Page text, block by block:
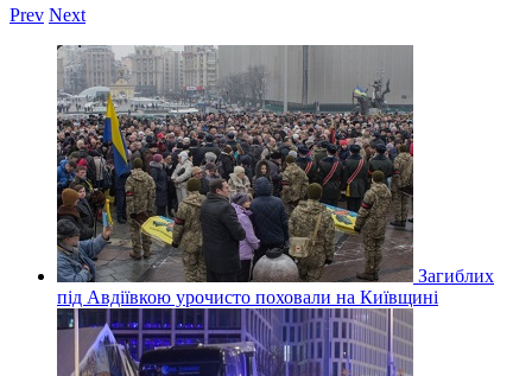
Prev Next
Загиблих
під Авдіївкою урочисто поховали на Київщині